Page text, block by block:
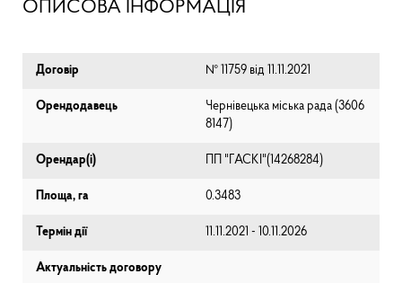
ОПИСОВА ІНФОРМАЦІЯ
Договір № 11759 від 11.11.2021
Орендодавець
Чернівецька міська рада (⁨3606
8147⁩)
Орендар(і) ПП "ГАСКІ"(14268284)
Площа, га 0.3483
Термін дії 11.11.2021 - 10.11.2026
Актуальність договору